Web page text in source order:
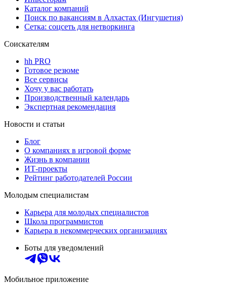
Каталог компаний
Поиск по вакансиям в Алхастах (Ингушетия)
Сетка: соцсеть для нетворкинга
Соискателям
hh PRO
Готовое резюме
Все сервисы
Хочу у вас работать
Производственный календарь
Экспертная рекомендация
Новости и статьи
Блог
О компаниях в игровой форме
Жизнь в компании
ИТ-проекты
Рейтинг работодателей России
Молодым специалистам
Карьера для молодых специалистов
Школа программистов
Карьера в некоммерческих организациях
Боты для уведомлений
Мобильное приложение